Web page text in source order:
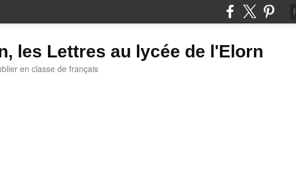
les Lettres au lycée de l'Elorn
en classe de français